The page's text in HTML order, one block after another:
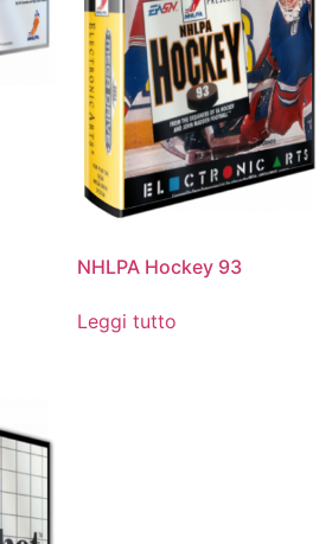
NHLPA Hockey 93
Leggi tutto